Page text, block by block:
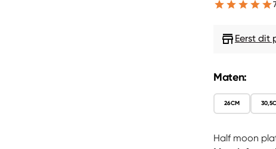
storeEerst dit
Maten:
26CM
Half moon